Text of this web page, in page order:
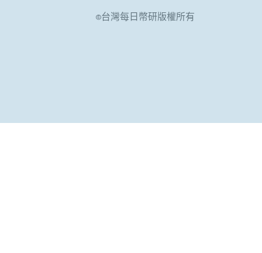
©台灣每日幣研版權所有